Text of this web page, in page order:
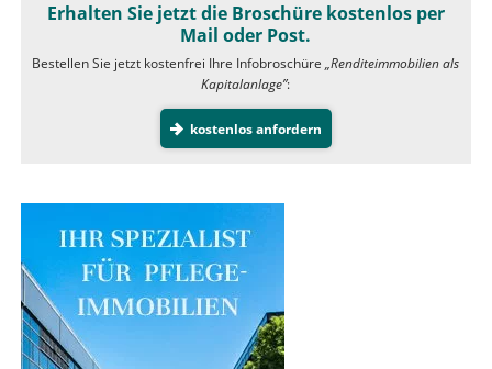
Erhalten Sie jetzt die Broschüre kostenlos per
Mail oder Post.
Bestellen Sie jetzt kostenfrei Ihre Infobroschüre„Renditeimmobilien als
Kapitalanlage”:
kostenlos anfordern